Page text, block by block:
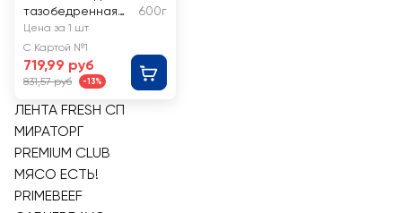
тазобедренная
часть, бескостная
ЛЕНТА FRESH
600г
Цена за 1 шт
С Картой №1
719,99 руб
831,57 руб -13%
ЛЕНТА FRESH СП
МИРАТОРГ
PREMIUM CLUB
МЯСО ЕСТЬ!
PRIMEBEEF